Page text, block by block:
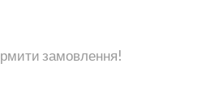
замовлення!